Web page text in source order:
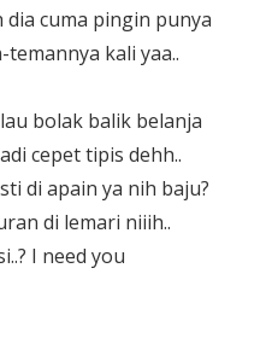
cuma pingin punya
kali yaa..
bolak balik belanja
cepet tipis dehh..
di apain ya nih baju?
di lemari niiih..
I need you